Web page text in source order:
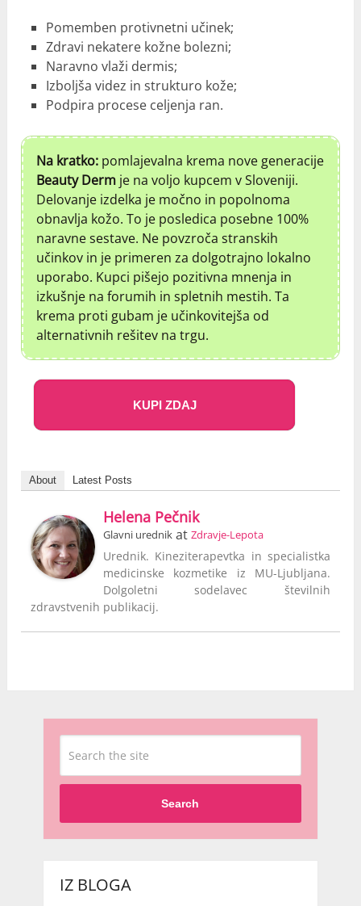
Pomemben protivnetni učinek;
Zdravi nekatere kožne bolezni;
Naravno vlaži dermis;
Izboljša videz in strukturo kože;
Podpira procese celjenja ran.
Na kratko: pomlajevalna krema nove generacije
Beauty Derm je na voljo kupcem v Sloveniji.
Delovanje izdelka je močno in popolnoma
obnavlja kožo. To je posledica posebne 100%
naravne sestave. Ne povzroča stranskih
učinkov in je primeren za dolgotrajno lokalno
uporabo. Kupci pišejo pozitivna mnenja in
izkušnje na forumih in spletnih mestih. Ta
krema proti gubam je učinkovitejša od
alternativnih rešitev na trgu.
KUPI ZDAJ
About Latest Posts
Helena Pečnik
Glavni urednik atZdravje-Lepota
Urednik. Kineziterapevtka in specialistka
medicinske kozmetike iz MU-Ljubljana.
Dolgoletni sodelavec številnih
zdravstvenih publikacij.
Search
IZ BLOGA